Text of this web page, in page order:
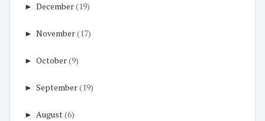
► December(19)
► November(17)
► October(9)
► September(19)
► August(6)